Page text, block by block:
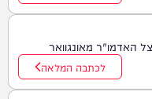
האדמו"ר מאונגוואר
לכתבה המלאה